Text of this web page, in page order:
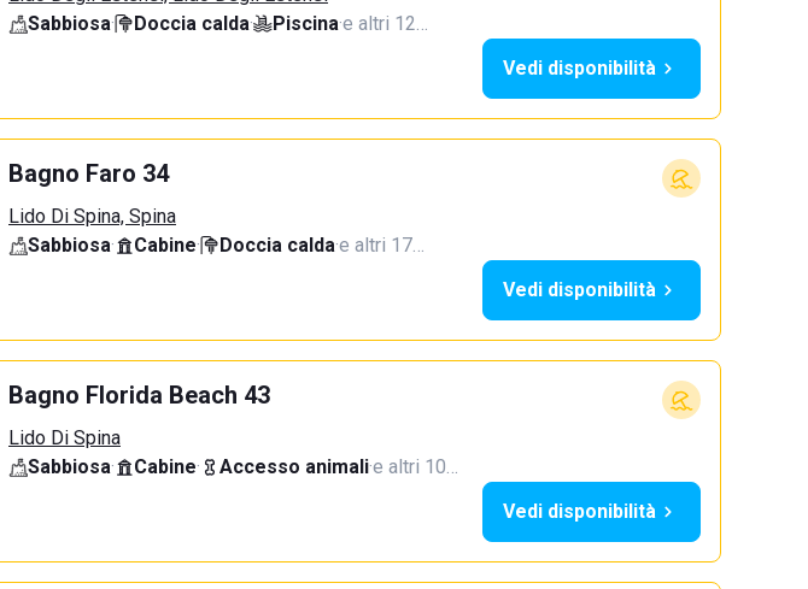
Sabbiosa· Doccia calda· Piscina·e altri 12…
Vedi disponibilità
Bagno Faro 34
Lido Di Spina, Spina
Sabbiosa· Cabine· Doccia calda·e altri 17…
Vedi disponibilità
Bagno Florida Beach 43
Lido Di Spina
Sabbiosa· Cabine· Accesso animali·e altri 10…
Vedi disponibilità